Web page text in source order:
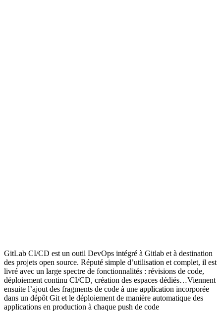
GitLab CI/CD est un outil DevOps intégré à Gitlab et à destination
des projets open source. Réputé simple d’utilisation et complet, il est
livré avec un large spectre de fonctionnalités : révisions de code,
déploiement continu CI/CD, création des espaces dédiés…Viennent
ensuite l’ajout des fragments de code à une application incorporée
dans un dépôt Git et le déploiement de manière automatique des
applications en production à chaque push de code